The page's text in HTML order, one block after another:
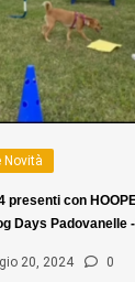
Novità
presenti con
Days Padovanelle
20, 2024 0